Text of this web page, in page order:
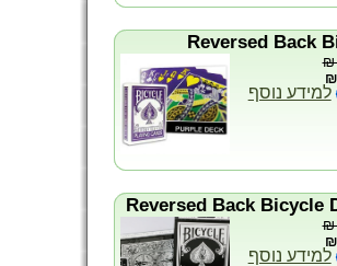
למידע נוסף
למידע נוסף